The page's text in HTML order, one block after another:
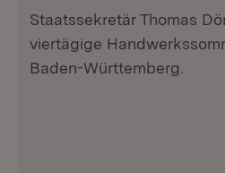
Staatssekretär Thomas
viertägige
Baden-Württemberg.